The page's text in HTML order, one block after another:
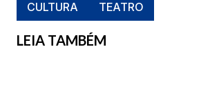
CULTURA TEATRO
LEIA TAMBÉM